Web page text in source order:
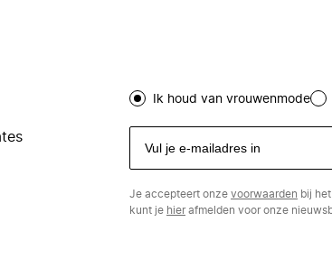
Ik houd van vrouwenmode
Je accepteert onze voorwaarden bij
kunt je hierafmelden voor onze